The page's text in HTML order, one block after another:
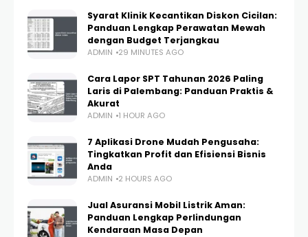
Syarat Klinik Kecantikan Diskon Cicilan:
Panduan Lengkap Perawatan Mewah
dengan Budget Terjangkau
ADMIN 29 MINUTES AGO
Cara Lapor SPT Tahunan 2026 Paling
Laris di Palembang: Panduan Praktis &
Akurat
ADMIN 1 HOUR AGO
7 Aplikasi Drone Mudah Pengusaha:
Tingkatkan Profit dan Efisiensi Bisnis
Anda
ADMIN 2 HOURS AGO
Jual Asuransi Mobil Listrik Aman:
Panduan Lengkap Perlindungan
Kendaraan Masa Depan